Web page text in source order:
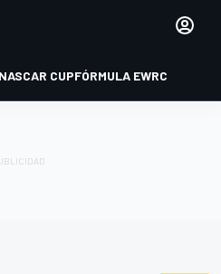
NASCAR CUPFÓRMULA EWRC